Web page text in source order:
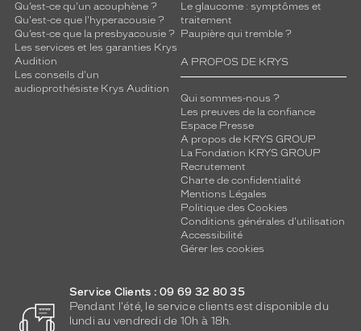
Qu’est-ce qu'un acouphène ?
Qu'est-ce que l'hyperacousie ?
Qu’est-ce que la presbyacousie ?
Les services et les garanties Krys
Audition
Les conseils d'un
audioprothésiste Krys Audition
Le glaucome : symptômes et
traitement
Paupière qui tremble ?
A PROPOS DE KRYS
Qui sommes-nous ?
Les preuves de la confiance
Espace Presse
A propos de KRYS GROUP
La Fondation KRYS GROUP
Recrutement
Charte de confidentialité
Mentions Légales
Politique des Cookies
Conditions générales d'utilisation
Accessibilité
Gérer les cookies
Service Clients : 09 69 32 80 35
Pendant l'été, le service clients est disponible du
lundi au vendredi de 10h à 18h.